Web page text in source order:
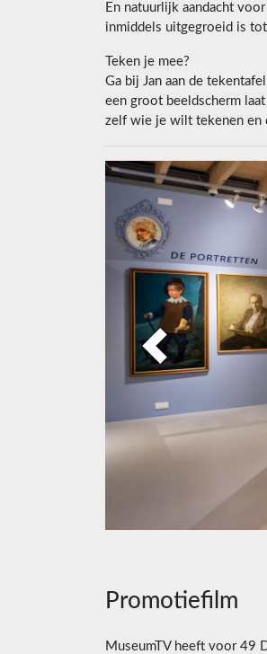
En natuurlijk aandacht
inmiddels uitgegroeid is
Teken je mee?
Ga bij Jan aan de
een groot beeldscherm
zelf wie je wilt tekenen en
Previous
Promotiefilm
MuseumTV heeft voor 49